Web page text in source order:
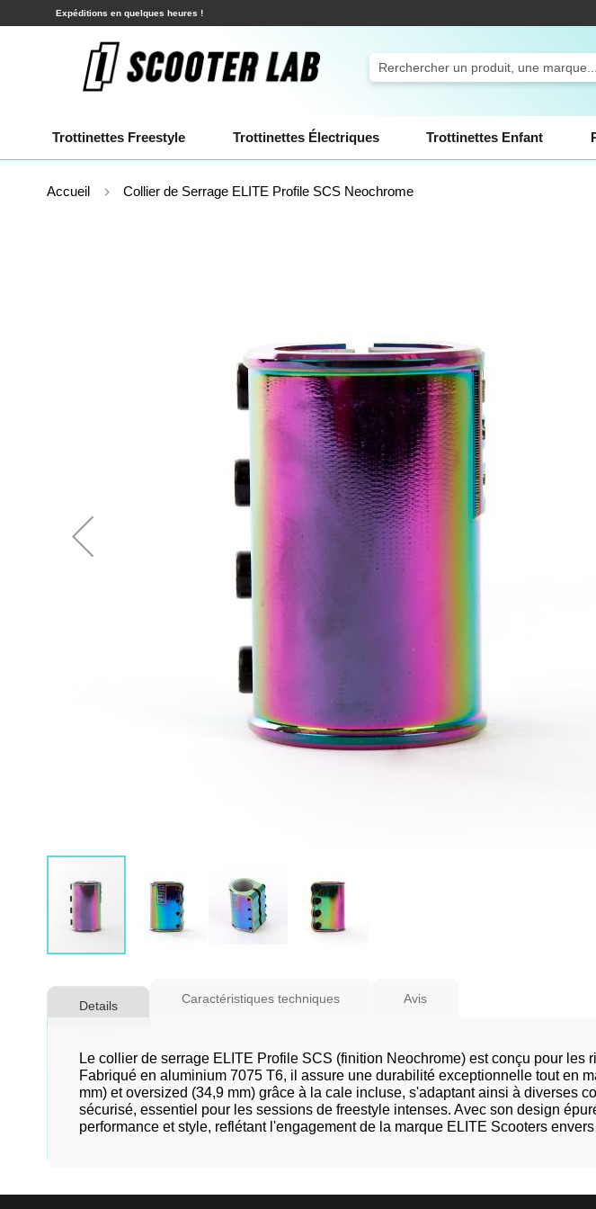
Allez
au
contenu
Expéditions en quelques heures !
Rechercher
Trottinettes Freestyle Trottinettes Électriques Trottinettes Enfant
Accueil Collier de Serrage ELITE Profile SCS Neochrome
to
images
gallery
Details
Le collier de serrage ELITE Profile SCS (finition Neochrome) est conçu pour
Fabriqué en aluminium 7075 T6, il assure une durabilité exceptionnelle tout en
mm) et oversized (34,9 mm) grâce à la cale incluse, s'adaptant ainsi à diverses
sécurisé, essentiel pour les sessions de freestyle intenses. Avec son design
performance et style, reflétant l'engagement de la marque ELITE Scooters
Caractéristiques techniques Avis